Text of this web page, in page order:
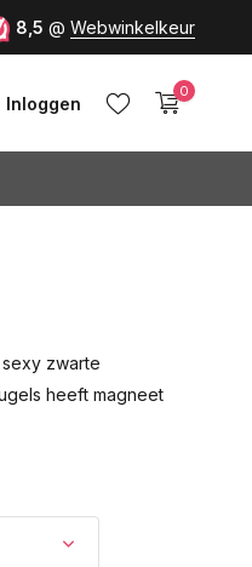
8,5 @ Webwinkelkeur
Inloggen
0
zwarte
heeft magneet